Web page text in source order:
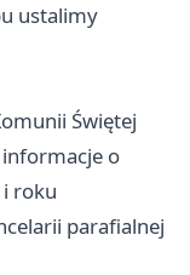
ustalimy
Świętej
informacje o
roku
parafialnej